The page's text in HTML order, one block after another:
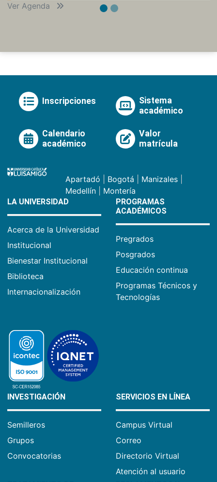
Ver Agenda
Inscripciones
Sistema
académico
Calendario
académico
Valor
matrícula
Apartadó Bogotá Manizales
Medellín
Montería
LA UNIVERSIDAD
Acerca de la Universidad
Institucional
Bienestar Institucional
Biblioteca
Internacionalización
PROGRAMAS
ACADÉMICOS
Pregrados
Posgrados
Educación continua
Programas Técnicos y
Tecnologías
INVESTIGACIÓN
Semilleros
Grupos
Convocatorias
SERVICIOS EN LÍNEA
Campus Virtual
Correo
Directorio Virtual
Atención al usuario